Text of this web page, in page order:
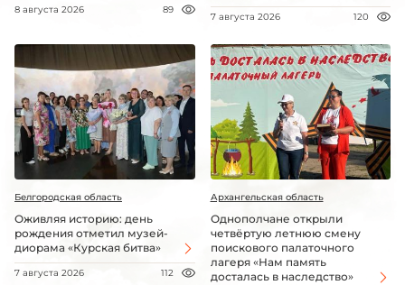
8 августа 2026 89
7 августа 2026 120
Белгородская область
Оживляя историю: день
рождения отметил музей-
диорама «Курская битва»
7 августа 2026 112
Архангельская область
Однополчане открыли
четвёртую летнюю смену
поискового палаточного
лагеря «Нам память
досталась в наследство»